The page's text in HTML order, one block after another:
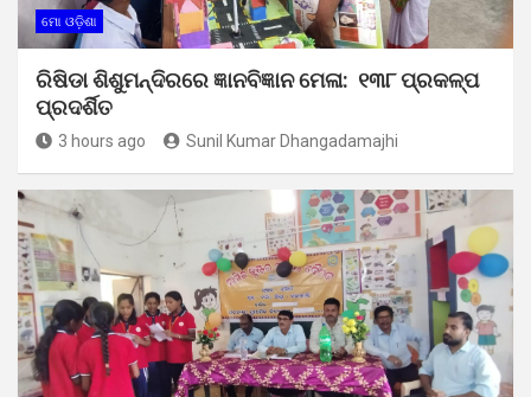
ମୋ ଓଡ଼ିଶା
ରିଷିଡା ଶିଶୁମନ୍ଦିରରେ ଜ୍ଞାନବିଜ୍ଞାନ ମେଳା: ୧୩୮ ପ୍ରକଳ୍ପ
ପ୍ରଦର୍ଶିତ
3 hours ago Sunil Kumar Dhangadamajhi